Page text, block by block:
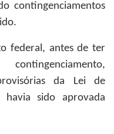
contingenciamentos
federal, antes de ter
da Lei de
havia sido aprovada